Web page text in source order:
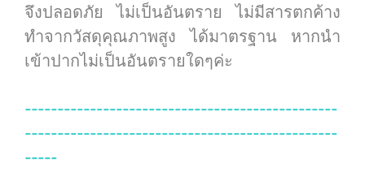
จึงปลอดภัย ไม่เป็นอันตราย ไม่มีสารตกค้าง
ทำจากวัสดุคุณภาพสูง ได้มาตรฐาน หากนำ
เข้าปากไม่เป็นอันตรายใดๆค่ะ
------------------------------------------------
------------------------------------------------
-----